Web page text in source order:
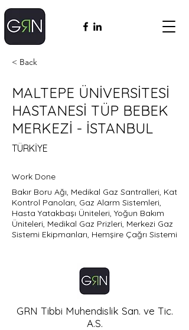
< Back
MALTEPE ÜNİVERSİTESİ
HASTANESİ TÜP BEBEK
MERKEZİ - İSTANBUL
TÜRKİYE
Work Done
Bakır Boru Ağı, Medikal Gaz Santralleri, Kat
Kontrol Panoları, Gaz Alarm Sistemleri,
Hasta Yatakbaşı Üniteleri, Yoğun Bakım
Üniteleri, Medikal Gaz Prizleri, Merkezi Gaz
Sistemi Ekipmanları, Hemşire Çağrı Sistemi
GRN Tibbi Muhendislik San. ve Tic.
A.S.